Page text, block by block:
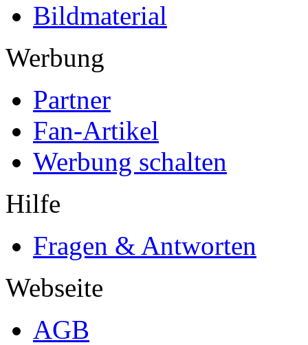
Bildmaterial
Werbung
Partner
Fan-Artikel
Werbung schalten
Hilfe
Fragen & Antworten
Webseite
AGB